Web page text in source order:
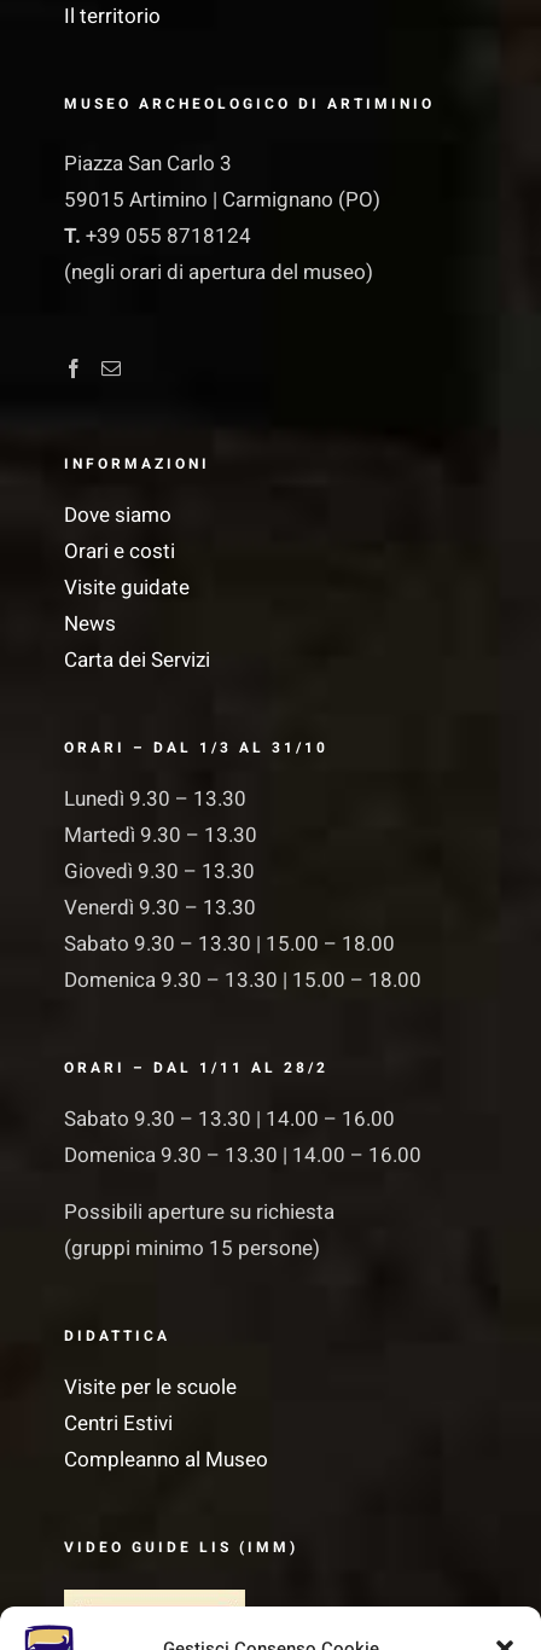
Il territorio
MUSEO ARCHEOLOGICO DI ARTIMINIO
Piazza San Carlo 3
59015 Artimino | Carmignano (PO)
T. +39 055 8718124
(negli orari di apertura del museo)
INFORMAZIONI
Dove siamo
Orari e costi
Visite guidate
News
Carta dei Servizi
ORARI – DAL 1/3 AL 31/10
Lunedì 9.30 – 13.30
Martedì 9.30 – 13.30
Giovedì 9.30 – 13.30
Venerdì 9.30 – 13.30
Sabato 9.30 – 13.30 | 15.00 – 18.00
Domenica 9.30 – 13.30 | 15.00 – 18.00
ORARI – DAL 1/11 AL 28/2
Sabato 9.30 – 13.30 | 14.00 – 16.00
Domenica 9.30 – 13.30 | 14.00 – 16.00
Possibili aperture su richiesta
(gruppi minimo 15 persone)
DIDATTICA
Visite per le scuole
Centri Estivi
Compleanno al Museo
VIDEO GUIDE LIS (IMM)